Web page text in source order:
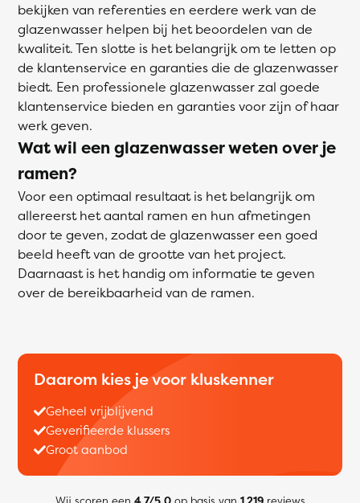
bekijken van referenties en eerdere werk van de
glazenwasser helpen bij het beoordelen van de
kwaliteit. Ten slotte is het belangrijk om te letten op
de klantenservice en garanties die de glazenwasser
biedt. Een professionele glazenwasser zal goede
klantenservice bieden en garanties voor zijn of haar
werk geven.
Wat wil een glazenwasser weten over je
ramen?
Voor een optimaal resultaat is het belangrijk om
allereerst het aantal ramen en hun afmetingen
door te geven, zodat de glazenwasser een goed
beeld heeft van de grootte van het project.
Daarnaast is het handig om informatie te geven
over de bereikbaarheid van de ramen.
Daarom kies je voor kluskenner
Geheel vrijblijvend
Geverifieerde klussers
Groot aanbod